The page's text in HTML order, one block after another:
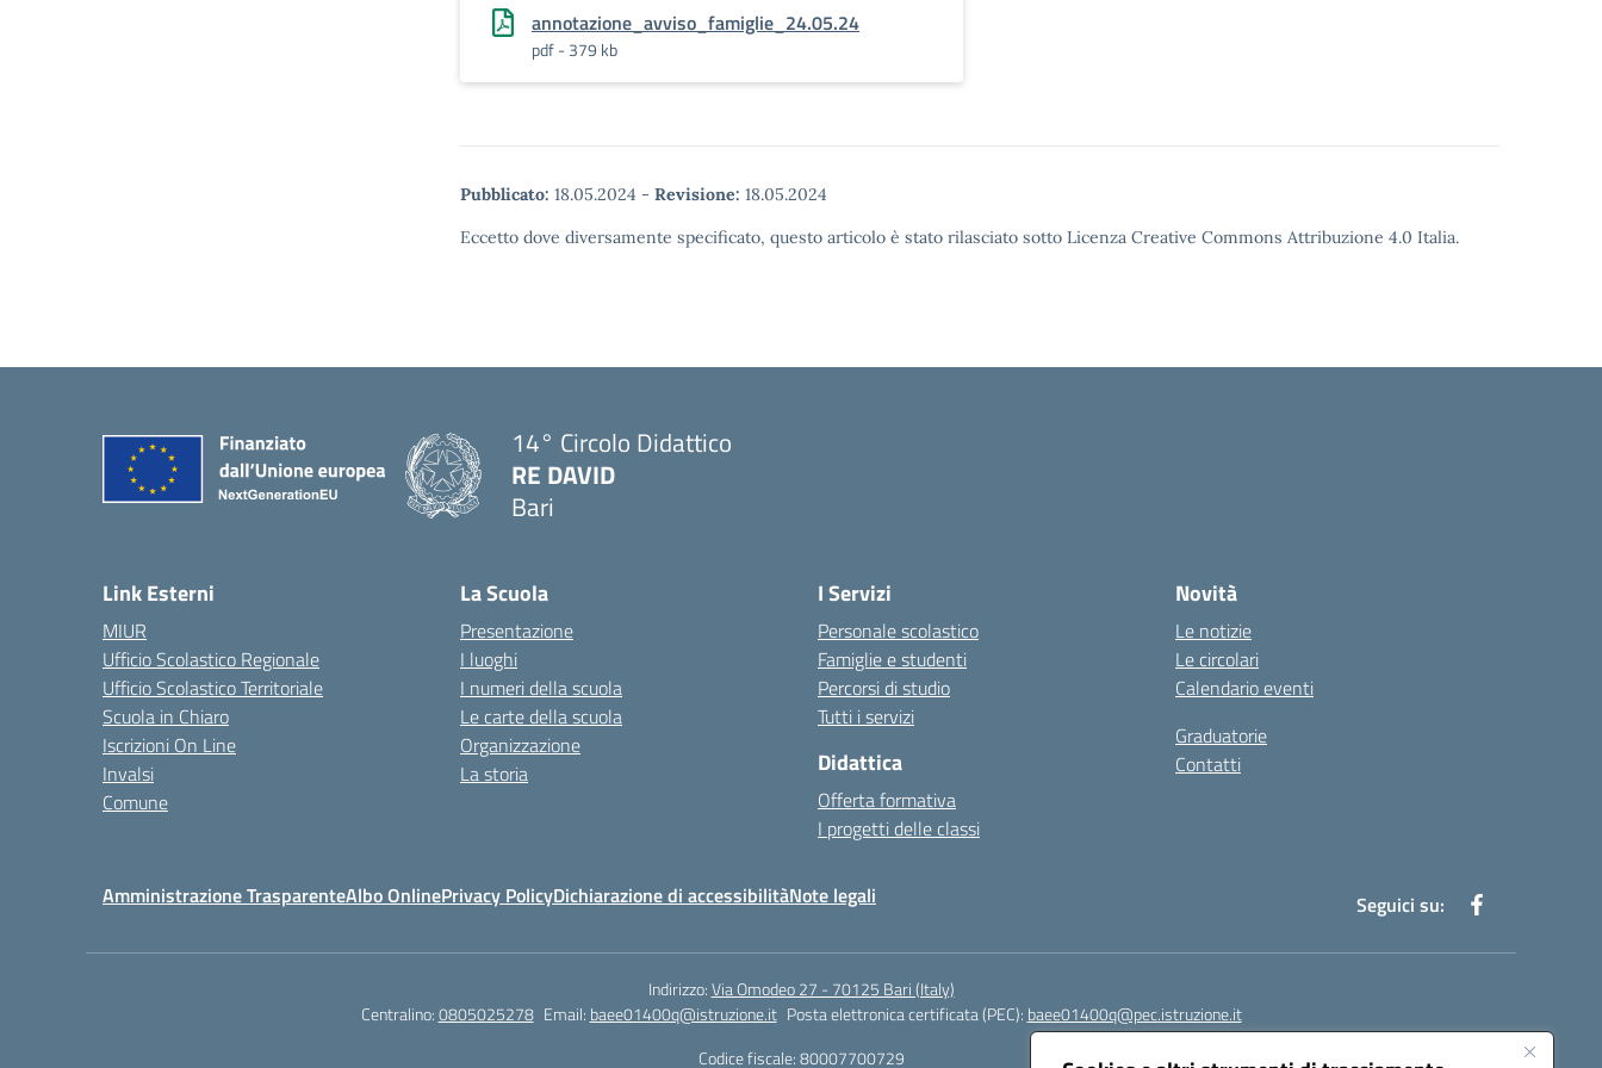
annotazione_avviso_famiglie_24.05.24
pdf - 379 kb
Pubblicato: 18.05.2024 - Revisione: 18.05.2024
Eccetto dove diversamente specificato, questo articolo è stato rilasciato sotto Licenza Creative Commons Attribuzione 4.0 Italia.
14° Circolo Didattico
RE DAVID
Bari
Link Esterni
MIUR
Ufficio Scolastico Regionale
Ufficio Scolastico Territoriale
Scuola in Chiaro
Iscrizioni On Line
Invalsi
Comune
La Scuola
Presentazione
I luoghi
I numeri della scuola
Le carte della scuola
Organizzazione
La storia
I Servizi
Personale scolastico
Famiglie e studenti
Percorsi di studio
Tutti i servizi
Didattica
Offerta formativa
I progetti delle classi
Novità
Le notizie
Le circolari
Calendario eventi
Graduatorie
Contatti
Amministrazione TrasparenteAlbo OnlinePrivacy PolicyDichiarazione di accessibilitàNote legali Seguici su:
Indirizzo:Via Omodeo 27 - 70125 Bari (Italy)
Centralino:0805025278 Email: baee01400q@istruzione.it Posta elettronica certificata (PEC): baee01400q@pec.istruzione.it
Codice fiscale: 80007700729